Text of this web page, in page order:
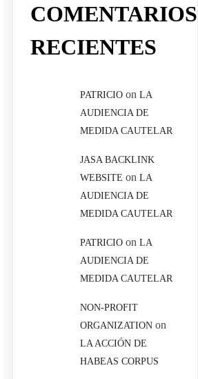
COMENTARIOS
RECIENTES
PATRICIO onLA
AUDIENCIA DE
MEDIDA CAUTELAR
JASA BACKLINK
WEBSITE onLA
AUDIENCIA DE
MEDIDA CAUTELAR
PATRICIO onLA
AUDIENCIA DE
MEDIDA CAUTELAR
NON-PROFIT
ORGANIZATION on
LA ACCIÓN DE
HABEAS CORPUS